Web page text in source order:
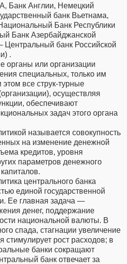
Банк Англии, Немецкий
банк Вьетнама,
Банк Республики
Банк Азербайджанской
Центральный банк Российской
.
органы или организации
специальных, только им
все струк-турные
осуществляя
обеспечивают
задач этого органа
называется совокупность
на изменение денежной
кредитов, уровня
параметров денежного
центрального банка
единой государственной
Ее главная задача —
денег, поддержание
национальной валюты. В
спада, стагнации увеличение
стимулирует рост расходов; в
банки сокращают
банк отвечает за